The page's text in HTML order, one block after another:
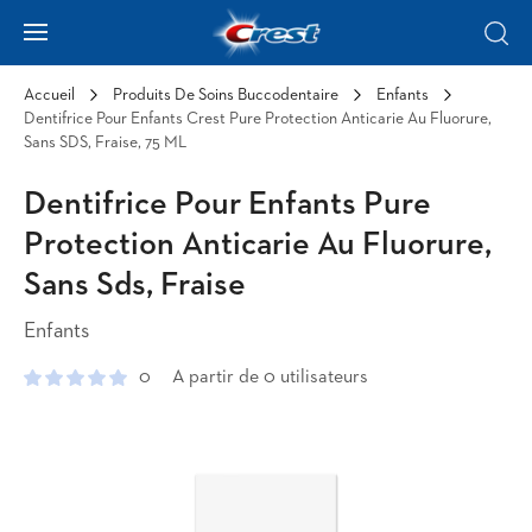
Hamburger
Accueil Produits De Soins Buccodentaire
Enfants
Dentifrice Pour Enfants Crest Pure Protection Anticarie Au Fluorure,
Sans SDS, Fraise, 75 ML
Dentifrice Pour Enfants Pure
Protection Anticarie Au Fluorure,
Sans Sds, Fraise
Enfants
0 A partir de 0 utilisateurs